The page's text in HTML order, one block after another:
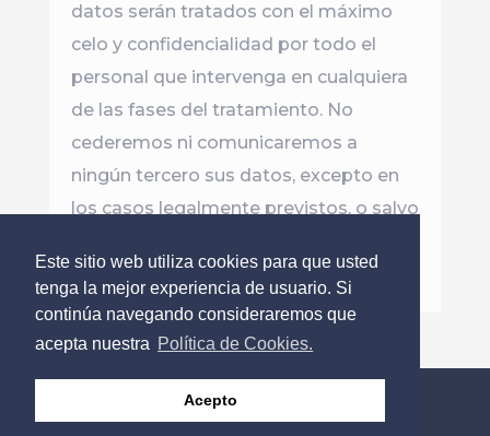
Este sitio web utiliza cookies para que usted
tenga la mejor experiencia de usuario. Si
continúa navegando consideraremos que
acepta nuestra Política de Cookies.
Acepto
datos serán tratados con el máximo
celo y confidencialidad por todo el
personal que intervenga en cualquiera
de las fases del tratamiento. No
cederemos ni comunicaremos a
ningún tercero sus datos, excepto en
los casos legalmente previstos, o salvo
autorizado expresamente.
Privacy Policy
Terms of Use